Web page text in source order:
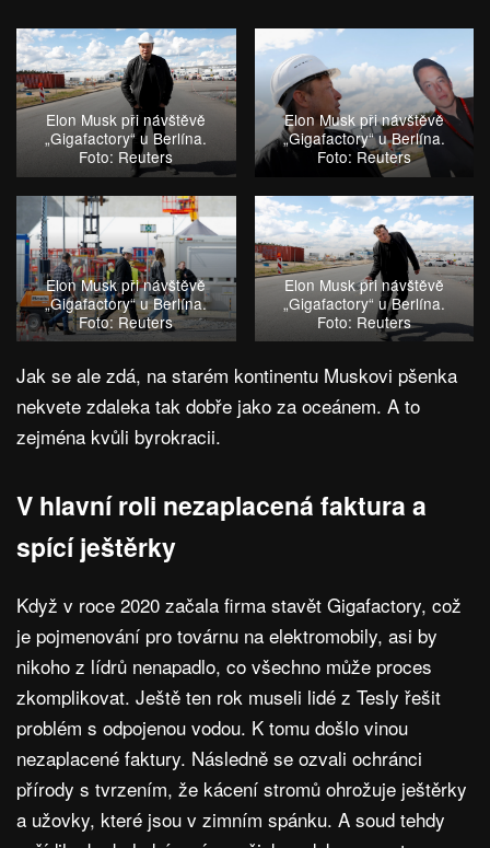
Elon Musk při návštěvě
„Gigafactory“ u Berlína.
Foto: Reuters
Elon Musk při návštěvě
„Gigafactory“ u Berlína.
Foto: Reuters
Elon Musk při návštěvě
„Gigafactory“ u Berlína.
Foto: Reuters
Elon Musk při návštěvě
„Gigafactory“ u Berlína.
Foto: Reuters
Jak se ale zdá, na starém kontinentu Muskovi pšenka
nekvete zdaleka tak dobře jako za oceánem. A to
zejména kvůli byrokracii.
V hlavní roli nezaplacená faktura a
spící ještěrky
Když v roce 2020 začala firma stavět Gigafactory, což
je pojmenování pro továrnu na elektromobily, asi by
nikoho z lídrů nenapadlo, co všechno může proces
zkomplikovat. Ještě ten rok museli lidé z Tesly řešit
problém s odpojenou vodou. K tomu došlo vinou
nezaplacené faktury. Následně se ozvali ochránci
přírody s tvrzením, že kácení stromů ohrožuje ještěrky
a užovky, které jsou v zimním spánku. A soud tehdy